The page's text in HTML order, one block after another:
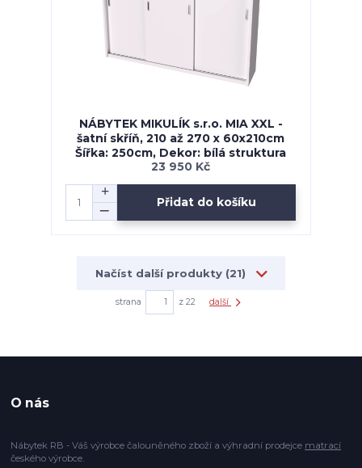
NÁBYTEK MIKULÍK s.r.o. MIA XXL -
šatní skříň, 210 až 270 x 60x210cm
Šířka: 250cm, Dekor: bílá struktura
23 950 Kč
Přidat do košíku
Načíst další produkty (21)
strana z 22 další
O nás
Nábytek RB - Váš výrobce čalouněného zboží a výhradní prodejce matrací
českého výrobce.